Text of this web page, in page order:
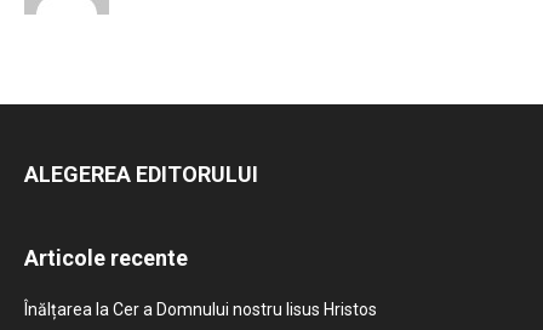
ALEGEREA EDITORULUI
Articole recente
Înălțarea la Cer a Domnului nostru Iisus Hristos